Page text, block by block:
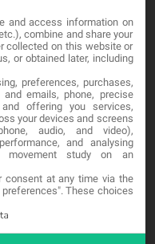
and access information on
combine and share your
collected on this website or
or obtained later, including
preferences, purchases,
and emails, phone, precise
offering you services,
your devices and screens
audio, and video),
and analysing
movement study on an
consent at any time via the
These choices